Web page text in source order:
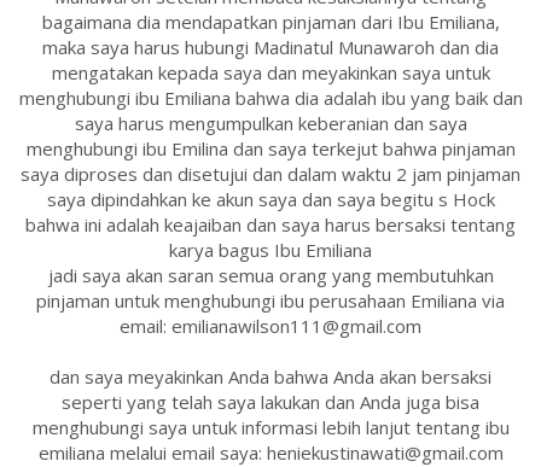
bagaimana dia mendapatkan pinjaman dari Ibu Emiliana,
maka saya harus hubungi Madinatul Munawaroh dan dia
mengatakan kepada saya dan meyakinkan saya untuk
menghubungi ibu Emiliana bahwa dia adalah ibu yang baik dan
saya harus mengumpulkan keberanian dan saya
menghubungi ibu Emilina dan saya terkejut bahwa pinjaman
saya diproses dan disetujui dan dalam waktu 2 jam pinjaman
saya dipindahkan ke akun saya dan saya begitu s Hock
bahwa ini adalah keajaiban dan saya harus bersaksi tentang
karya bagus Ibu Emiliana
jadi saya akan saran semua orang yang membutuhkan
pinjaman untuk menghubungi ibu perusahaan Emiliana via
email: emilianawilson111@gmail.com
dan saya meyakinkan Anda bahwa Anda akan bersaksi
seperti yang telah saya lakukan dan Anda juga bisa
menghubungi saya untuk informasi lebih lanjut tentang ibu
emiliana melalui email saya: heniekustinawati@gmail.com